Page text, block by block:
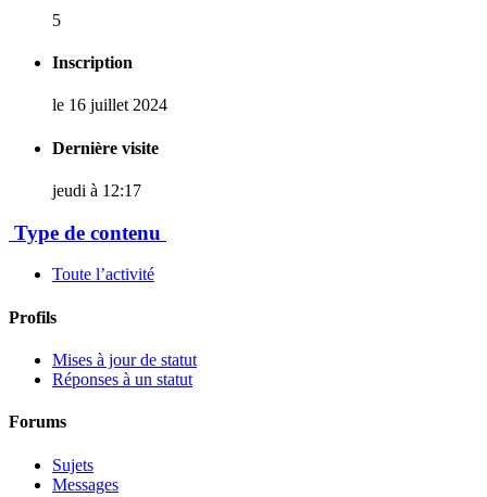
5
Inscription
le 16 juillet 2024
Dernière visite
jeudi à 12:17
Type de contenu
Toute l’activité
Profils
Mises à jour de statut
Réponses à un statut
Forums
Sujets
Messages